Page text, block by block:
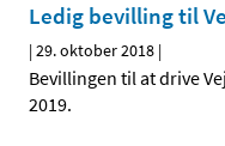
Ledig bevilling til
|29. oktober 2018 |
Bevillingen til at drive
2019.